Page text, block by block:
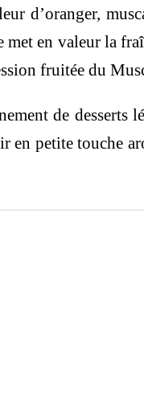
d’oranger,
met en valeur la
fruitée du
de desserts
en petite touche